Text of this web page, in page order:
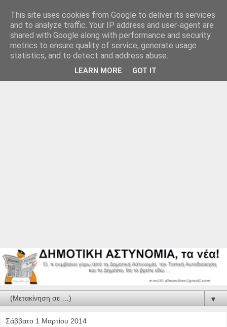
▼
Σάββατο 1 Μαρτίου 2014
This site uses cookies from Google to deliver its services
and to analyze traffic. Your IP address and user-agent are
shared with Google along with performance and security
metrics to ensure quality of service, generate usage
statistics, and to detect and address abuse.
LEARN MORE GOT IT